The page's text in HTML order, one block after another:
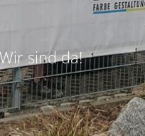
sind da!